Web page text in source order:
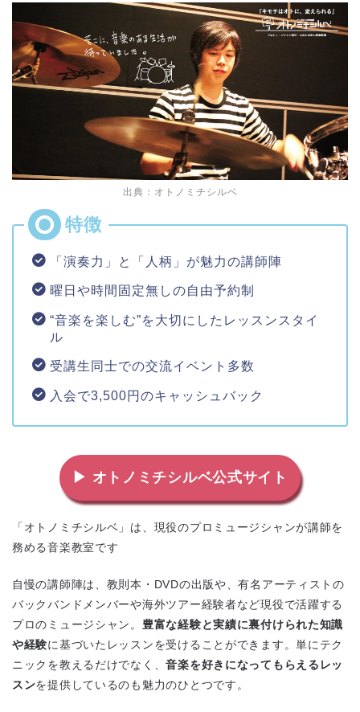
出典：オトノミチシルベ
「演奏力」と「人柄」が魅力の講師陣
曜日や時間固定無しの自由予約制
“音楽を楽しむ”を大切にしたレッスンスタイ
ル
受講生同士での交流イベント多数
入会で3,500円のキャッシュバック
▶ オトノミチシルベ公式サイト
「オトノミチシルベ」は、現役のプロミュージシャンが講師を
務める音楽教室です
自慢の講師陣は、教則本・DVDの出版や、有名アーティストの
バックバンドメンバーや海外ツアー経験者など現役で活躍する
プロのミュージシャン。 豊富な経験と実績に裏付けられた知識
や経験に基づいたレッスンを受けることができます。単にテク
ニックを教えるだけでなく、音楽を好きになってもらえるレッ
スンを提供しているのも魅力のひとつです。